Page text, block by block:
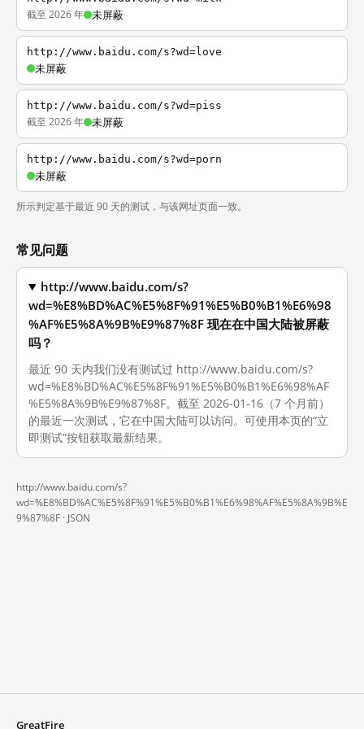
截至 2026 年 未屏蔽
http://www.baidu.com/s?wd=love
未屏蔽
http://www.baidu.com/s?wd=piss
截至 2026 年 未屏蔽
http://www.baidu.com/s?wd=porn
未屏蔽
所示判定基于最近 90 天的测试，与该网址页面一致。
常见问题
http://www.baidu.com/s?
wd=%E8%BD%AC%E5%8F%91%E5%B0%B1%E6%98
%AF%E5%8A%9B%E9%87%8F 现在在中国大陆被屏蔽
吗？
最近 90 天内我们没有测试过 http://www.baidu.com/s?
wd=%E8%BD%AC%E5%8F%91%E5%B0%B1%E6%98%AF
%E5%8A%9B%E9%87%8F。截至 2026-01-16（7 个月前）
的最近一次测试，它在中国大陆可以访问。可使用本页的“立
即测试”按钮获取最新结果。
http://www.baidu.com/s?
wd=%E8%BD%AC%E5%8F%91%E5%B0%B1%E6%98%AF%E5%8A%9B%E
9%87%8F · JSON
GreatFire